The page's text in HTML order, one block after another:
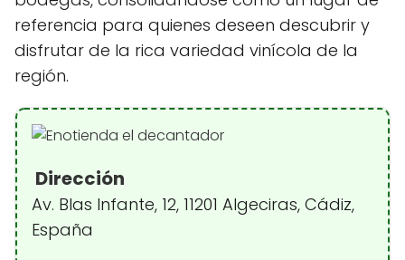
referencia para quienes deseen descubrir y
disfrutar de la rica variedad vinícola de la
región.
Dirección
Av. Blas Infante, 12, 11201 Algeciras, Cádiz,
España